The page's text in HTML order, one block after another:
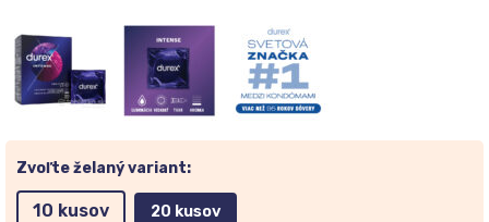
Zvoľte želaný variant:
10 kusov 20 kusov